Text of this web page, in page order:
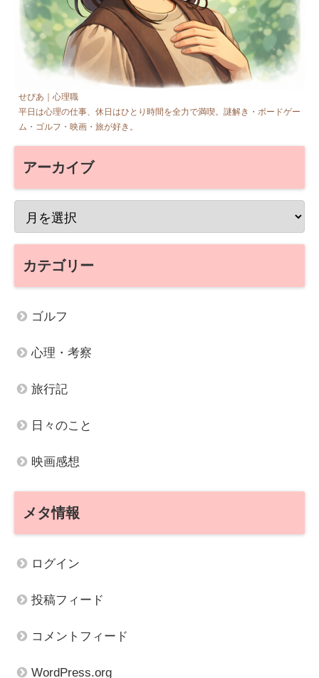
せぴあ｜心理職
平日は心理の仕事、休日はひとり時間を全力で満喫。謎解き・ボードゲー
ム・ゴルフ・映画・旅が好き。
アーカイブ
カテゴリー
ゴルフ
心理・考察
旅行記
日々のこと
映画感想
メタ情報
ログイン
投稿フィード
コメントフィード
WordPress.org